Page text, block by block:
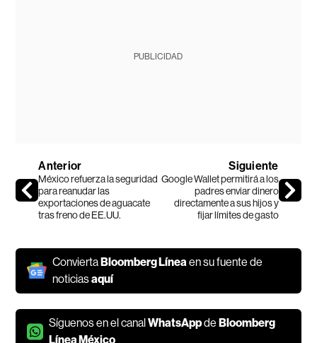
PUBLICIDAD
Anterior
México refuerza la seguridad
para reanudar las
exportaciones de aguacate
tras freno de EE.UU.
Siguiente
Google Wallet permitirá a los
padres enviar dinero
directamente a sus hijos y
fijar límites de gasto
ConviertaBloomberg Línea en su fuente de
noticiasaquí
Síguenos en el canalWhatsAppdeBloomberg
Línea México